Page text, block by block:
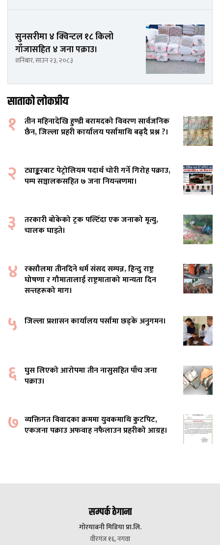
सुनसरीमा ४ क्विन्टल १८ किलो
गाँजासहित ४ जना पक्राउ।
शनिबार, साउन २३, २०८३
साताको लोकप्रीय
१
तीन महिनादेखि हुण्डी बरामदको विवरण सार्वजनिक
छैन, जिल्ला प्रहरी कार्यालय पर्सामाथि बढ्दै प्रश्न ?।
२
ट्याङ्करबाट पेट्रोलियम पदार्थ चोरी गर्ने गिरोह पक्राउ,
पम्प सञ्चालकसहित ७ जना नियन्त्रणमा।
३
तरकारी बोकेको ट्रक पल्टिँदा एक जनाको मृत्यु,
चालक घाइते।
४ रक्सौलमा तीनदिने धर्म संसद सम्पन्न, हिन्दु राष्ट्र
घोषणा र गौमातालाई राष्ट्रमाताको मान्यता दिन
सन्तहरूको माग।
५ जिल्ला प्रशासन कार्यालय पर्सामा छड्के अनुगमन।
६ घुस लिएको आरोपमा तीन नासुसहित पाँच जना
पक्राउ।
७ व्यक्तिगत विवादका क्रममा युवकमाथि कुटपिट,
एकजना पक्राउ अफवाह नफैलाउन प्रहरीको आग्रह।
सम्पर्क ठेगाना
गोरयाबनी मिडिया प्रा.लि.
वीरगंज १६, नगवा